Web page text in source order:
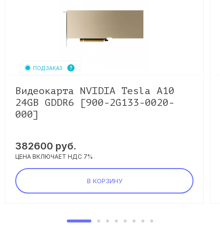
ПОД ЗАКАЗ
Видеокарта NVIDIA Tesla A10
24GB GDDR6 [900-2G133-0020-
000]
382600 руб.
ЦЕНА ВКЛЮЧАЕТ НДС 7%
В КОРЗИНУ